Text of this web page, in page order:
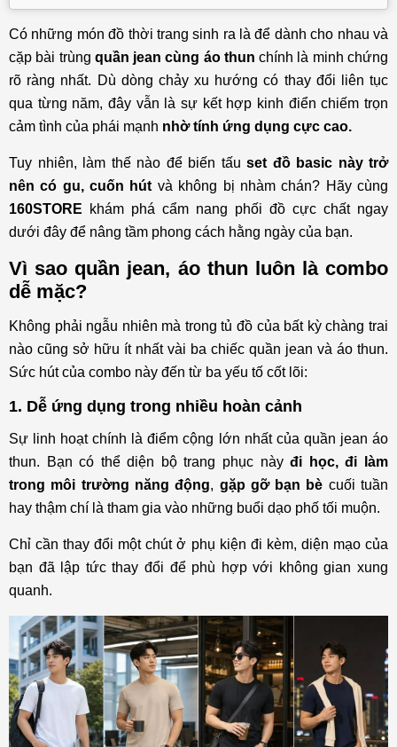
Có những món đồ thời trang sinh ra là để dành cho nhau và
cặp bài trùng quần jean cùng áo thun chính là minh chứng
rõ ràng nhất. Dù dòng chảy xu hướng có thay đổi liên tục
qua từng năm, đây vẫn là sự kết hợp kinh điển chiếm trọn
cảm tình của phái mạnh nhờ tính ứng dụng cực cao.
Tuy nhiên, làm thế nào để biến tấu set đồ basic này trở
nên có gu, cuốn hút và không bị nhàm chán? Hãy cùng
160STORE
khám phá cẩm nang phối đồ cực chất ngay
dưới đây để nâng tầm phong cách hằng ngày của bạn.
Vì sao quần jean, áo thun luôn là combo
dễ mặc?
Không phải ngẫu nhiên mà trong tủ đồ của bất kỳ chàng trai
nào cũng sở hữu ít nhất vài ba chiếc quần jean và áo thun.
Sức hút của combo này đến từ ba yếu tố cốt lõi:
1. Dễ ứng dụng trong nhiều hoàn cảnh
Sự linh hoạt chính là điểm cộng lớn nhất của quần jean áo
thun. Bạn có thể diện bộ trang phục nàyđi học, đi làm
trong môi trường năng động, gặp gỡ bạn bè cuối tuần
hay thậm chí là tham gia vào những buổi dạo phố tối muộn.
Chỉ cần thay đổi một chút ở phụ kiện đi kèm, diện mạo của
bạn đã lập tức thay đổi để phù hợp với không gian xung
quanh.
đơn giản
2. Quần jean ống suông phối áo thun oversize
streetwear, phóng khoáng
3. Quần jean slim fit phối áo thun regular gọn
4. Quần jean baggy phối áo thun graphic năng
động, trẻ trung
5. Quần jean xanh nhạt phối áo thun pastel nhẹ
nhàng, hợp mùa hè
6. Layer đơn giản quần jean phối áo thun và sơ
mi khoác ngoài
7. Smart-casual với quần jean phối áo thun nam
và blazer
8. Cá tính với quần jean rách phối áo thun basic
9. Phong cách bụi bặm với quần jean đen phối
áo thun đen
10. Phá cách cùng quần jean phối áo thun và
áo khoác da/bomber
11. Đóng thùng lịch lãm phong cách retro cổ
Outfit quần jean và áo thun nên chọn giày gì?
Lời kết